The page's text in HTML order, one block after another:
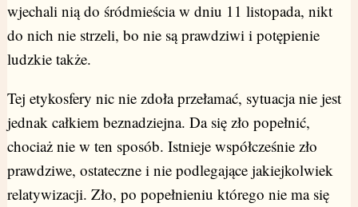
wjechali nią do śródmieścia w dniu 11 listopada, nikt
do nich nie strzeli, bo nie są prawdziwi i potępienie
ludzkie także.
Tej etykosfery nic nie zdoła przełamać, sytuacja nie jest
jednak całkiem beznadziejna. Da się zło popełnić,
chociaż nie w ten sposób. Istnieje współcześnie zło
prawdziwe, ostateczne i nie podlegające jakiejkolwiek
relatywizacji. Zło, po popełnieniu którego nie ma się